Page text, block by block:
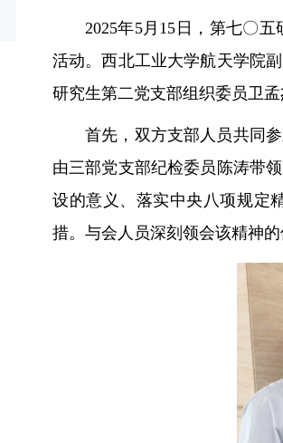
2025年5月15日，第七〇
活动。西北工业大学航天学院
研究生第二党支部组织委员卫
首先，双方支部人员共同
由三部党支部纪检委员陈涛带
设的意义、落实中央八项规定
措。与会人员深刻领会该精神